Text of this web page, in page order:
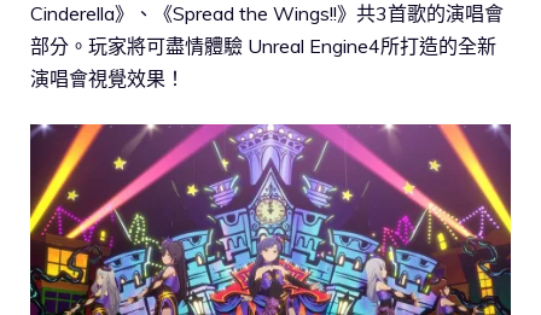
Cinderella》、《Spread the Wings!!》共3首歌的演唱會
部分。玩家將可盡情體驗 Unreal Engine4所打造的全新
演唱會視覺效果！